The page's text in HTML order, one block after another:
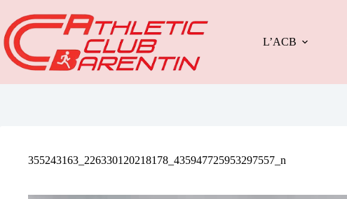
contenu
L’ACB
355243163_226330120218178_435947725953297557_n